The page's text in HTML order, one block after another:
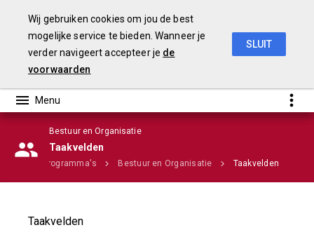
Bestuur en Organisatie
Taakvelden
Programma's Bestuur en Organisatie Taakvelden
Taakvelden
Wij gebruiken cookies om jou de best
mogelijke service te bieden. Wanneer je
verder navigeert accepteer je de
voorwaarden
SLUIT